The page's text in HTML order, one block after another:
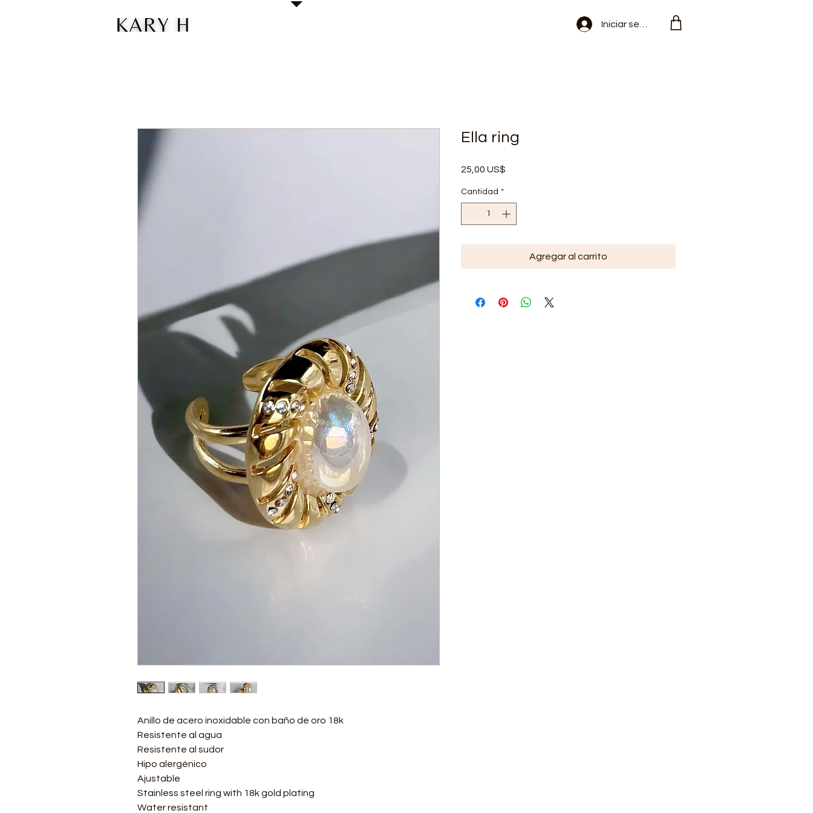
Iniciar sesión
Anillo de acero inoxidable con baño de oro 18k
Resistente al agua
Resistente al sudor
Hipo alergénico
Ajustable
Stainless steel ring with 18k gold plating
Water resistant
Ella ring
25,00 US$
Cantidad *
Agregar al carrito